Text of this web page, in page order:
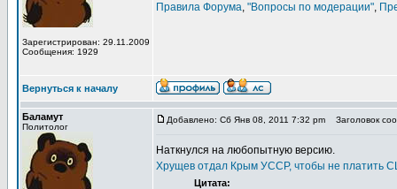
Зарегистрирован: 29.11.2009
Сообщения: 1929
Правила Форума, "Вопросы по модерации",
Вернуться к началу
Баламут
Политолог
Добавлено: Сб Янв 08, 2011 7:32 pm Заголовок
Наткнулся на любопытную версию.
Хрущев отдал Крым УССР, чтобы не платить
Цитата: